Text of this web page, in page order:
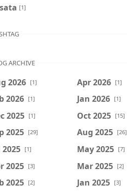
[1]
ARCHIVE
2026 [1] Apr 2026 [1]
2026 [1] Jan 2026 [1]
2025 [1] Oct 2025 [15]
2025 [29] Aug 2025 [26]
2025 [1] May 2025 [7]
2025 [3] Mar 2025 [2]
2025 [2] Jan 2025 [3]